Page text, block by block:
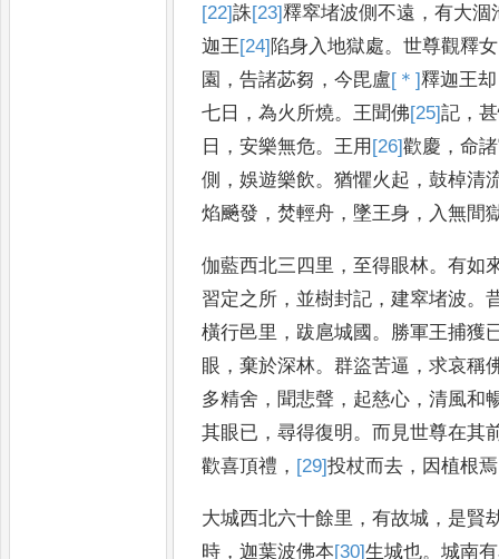
[22]誅[23]釋窣堵波側不遠 ，有大涸
迦王[24] 陷身入地獄處。世尊觀釋
園 ，告諸苾芻 ，今毘盧[＊]釋迦王却
七日 ，為火所燒。王聞佛[25]記 ，甚
日 ，安樂無危。王用 [26]歡慶 ，命
側 ，娛遊樂飲。猶懼火起 ，鼓棹清
焰飈發 ，焚輕舟 ， 墜王身 ， 入無間
伽藍西北三四里 ， 至得眼林。有如
習定之所 ， 並樹封記 ，建窣堵波。
橫行邑里 ， 跋扈城國 。 勝軍王捕獲
眼 ，棄於深林。群盜苦逼 ，求哀稱
多精舍 ， 聞悲聲 ， 起慈心 ，清風和
其眼已 ，尋得復明。 而見世尊在其
歡喜頂禮 ， [29]投杖而去 ， 因植根焉
大城西北六十餘里 ，有故城 ， 是賢
時 ，迦葉波佛本[30]生城也。城南